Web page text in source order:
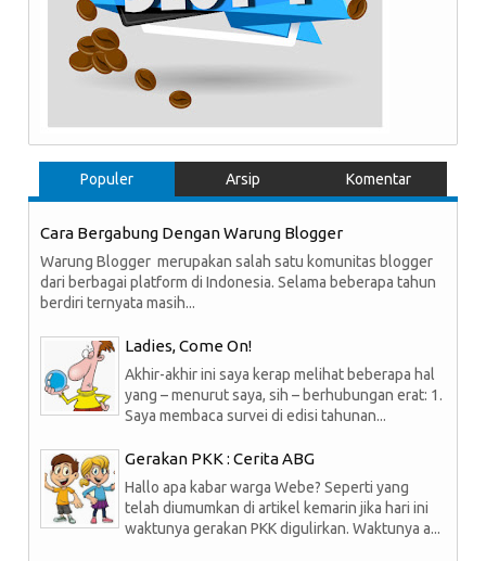
Populer Arsip Komentar
Cara Bergabung Dengan Warung Blogger
Warung Blogger merupakan salah satu komunitas blogger
dari berbagai platform di Indonesia. Selama beberapa tahun
berdiri ternyata masih...
Ladies, Come On!
Akhir-akhir ini saya kerap melihat beberapa hal
yang – menurut saya, sih – berhubungan erat: 1.
Saya membaca survei di edisi tahunan...
Gerakan PKK : Cerita ABG
Hallo apa kabar warga Webe? Seperti yang
telah diumumkan di artikel kemarin jika hari ini
waktunya gerakan PKK digulirkan. Waktunya a...